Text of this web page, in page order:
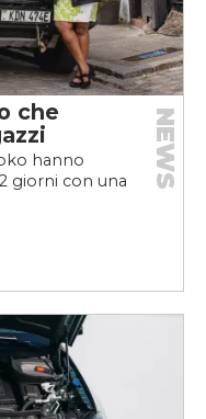
che
hanno
giorni con una
NEWS